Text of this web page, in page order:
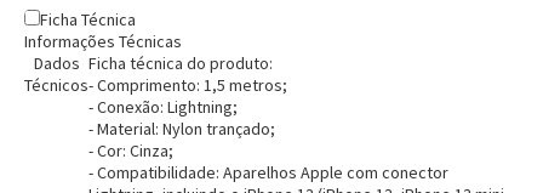
Entrega Flash
Cartão de crédito
Pagamento via Pix
Retire na Loja
Ficha Técnica
Informações Técnicas
Dados
Técnicos
Ficha técnica do produto:
- Comprimento: 1,5 metros;
- Conexão: Lightning;
- Material: Nylon trançado;
- Cor: Cinza;
- Compatibilidade: Aparelhos Apple com conector